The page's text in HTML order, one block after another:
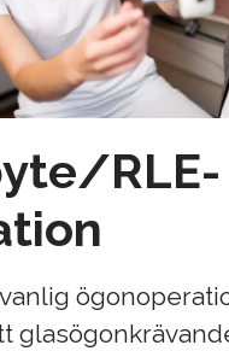
RLE-